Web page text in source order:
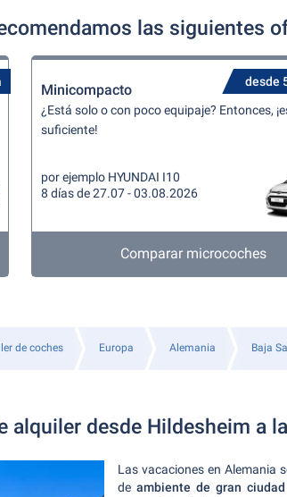
las siguientes
desde
Minicompacto
¿Está solo o con poco equipaje? Entonces,
suficiente!
por ejemplo HYUNDAI I10
8 días de 27.07 - 03.08.2026
Comparar microcoches
de coches Europa Alemania Baja
alquiler desde Hildesheim a
Las vacaciones en Alemania
deambiente de gran